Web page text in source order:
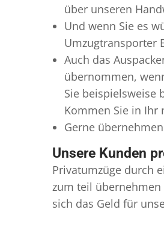
über unseren
Und wenn Sie es
Umzugtransporter
Auch das
übernommen,
Sie beispielsweise
Kommen Sie in Ihr
Gerne
Unsere Kunden
Privatumzüge durch
zum teil übernehmen
sich das Geld für